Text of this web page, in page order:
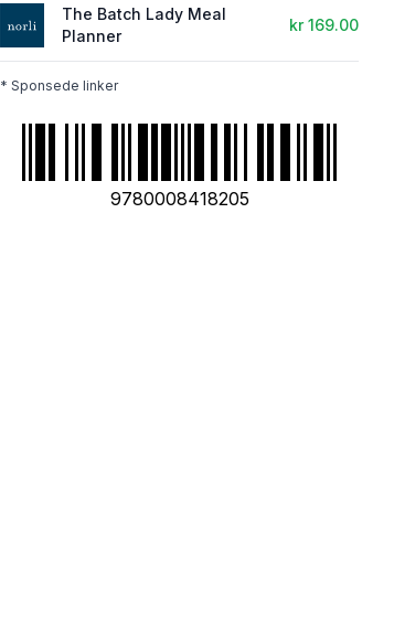
The Batch Lady Meal
Planner
kr 169.00
* Sponsede linker
9780008418205